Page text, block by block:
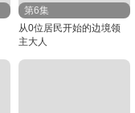
第6集
从0位居民开始的边境领
主大人